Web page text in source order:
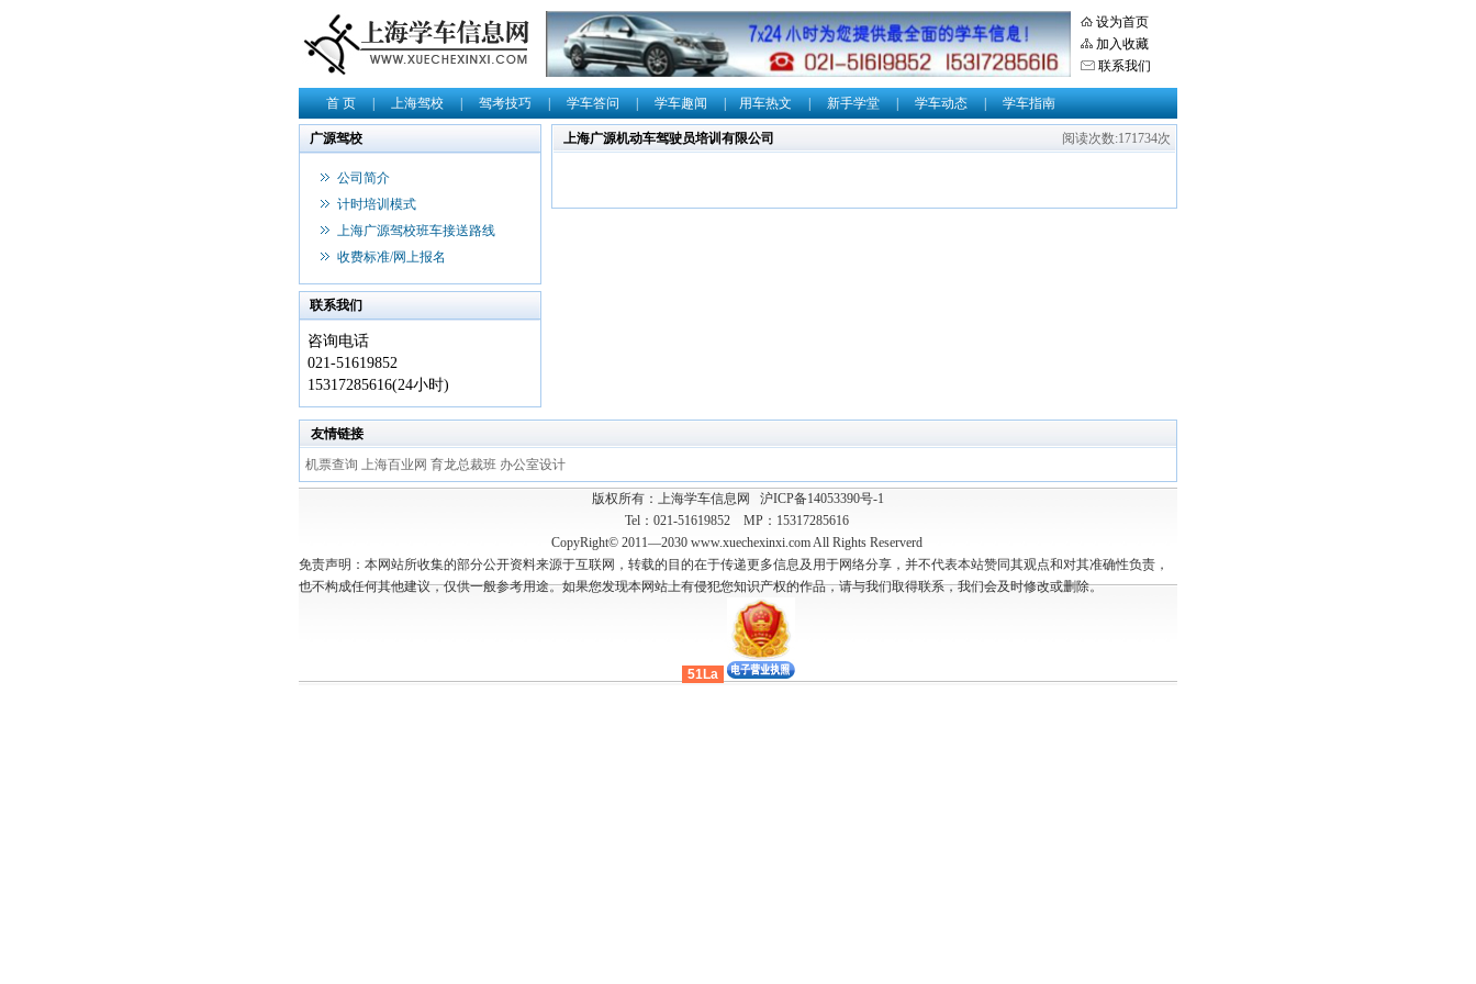
设为首页
加入收藏
联系我们
首 页|上海驾校|驾考技巧|学车答问|学车趣闻|用车热文|新手学堂|学车动态|学车指南
广源驾校
公司简介
计时培训模式
上海广源驾校班车接送路线
收费标准/网上报名
联系我们
咨询电话
021-51619852
15317285616(24小时)
阅读次数:171734次
上海广源机动车驾驶员培训有限公司
友情链接
机票查询 上海百业网 育龙总裁班 办公室设计
版权所有：上海学车信息网 沪ICP备14053390号-1
Tel：021-51619852 MP：15317285616
CopyRight© 2011—2030 www.xuechexinxi.com All Rights Reserverd
免责声明：本网站所收集的部分公开资料来源于互联网，转载的目的在于传递更多信息及用于网络分享，并不代表本站赞同其观点和对其准确性负责，
也不构成任何其他建议，仅供一般参考用途。如果您发现本网站上有侵犯您知识产权的作品，请与我们取得联系，我们会及时修改或删除。
51La